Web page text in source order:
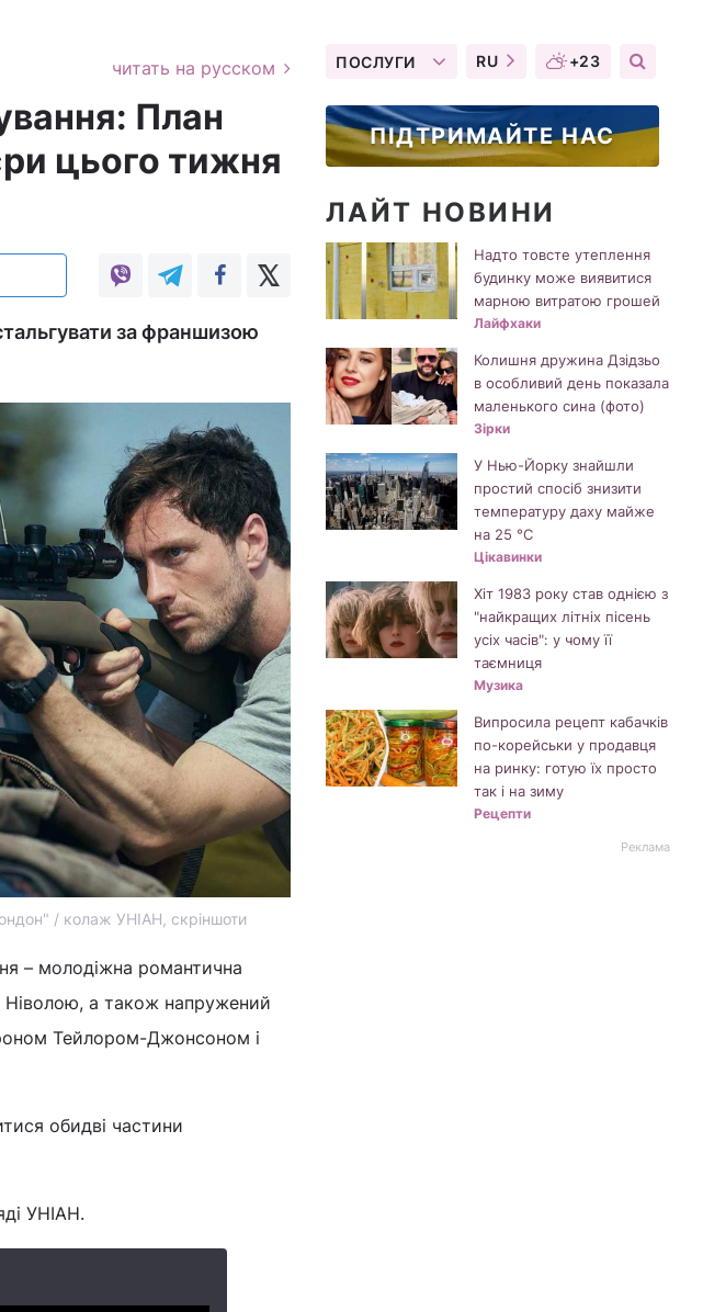
читать на русском
План
цього тижня
за франшизою
/ колаж УНІАН, скріншоти
– молодіжна романтична
а також напружений
Тейлором-Джонсоном і
обидві частини
УНІАН.
ПОСЛУГИ RU +23
ПІДТРИМАЙТЕ НАС
ЛАЙТ НОВИНИ
Надто товсте утеплення
будинку може виявитися
марною витратою грошей
Лайфхаки
Колишня дружина Дзідзьо
в особливий день показала
маленького сина (фото)
Зірки
У Нью-Йорку знайшли
простий спосіб знизити
температуру даху майже
на 25 °C
Цікавинки
Хіт 1983 року став однією з
"найкращих літніх пісень
усіх часів": у чому її
таємниця
Музика
Випросила рецепт кабачків
по-корейськи у продавця
на ринку: готую їх просто
так і на зиму
Рецепти
Реклама